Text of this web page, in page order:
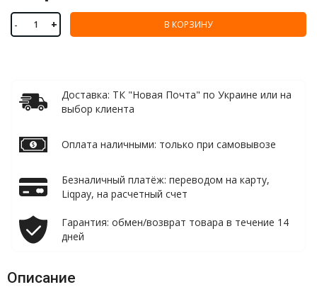
- + В КОРЗИНУ
Доставка: ТК "Новая Почта" по Украине или на
выбор клиента
Оплата наличными: только при самовывозе
Безналичный платёж: переводом на карту,
Liqpay, на расчетный счет
Гарантия: обмен/возврат товара в течение 14
дней
Описание